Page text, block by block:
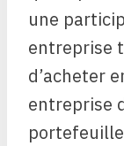
une
entreprise
d’acheter
entreprise